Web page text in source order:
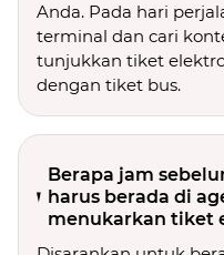
Anda. Pada hari
terminal dan cari
tunjukkan tiket
dengan tiket bus.
Berapa jam
harus berada di
menukarkan tiket